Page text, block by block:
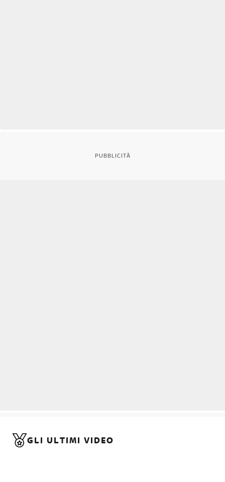
PUBBLICITÀ
GLI ULTIMI VIDEO